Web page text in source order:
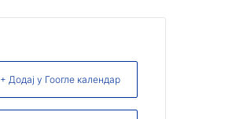
+ Додај у Гоогле календар